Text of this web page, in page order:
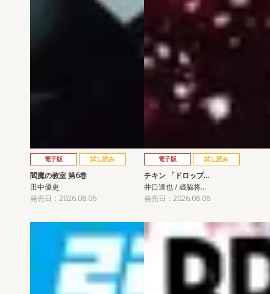
電子版 試し読み
閻魔の教室 第6巻
田中優吏
発売日：2026.08.06
電子版 試し読み
チキン 「ドロップ…
井口達也 / 歳脇将…
発売日：2026.08.06